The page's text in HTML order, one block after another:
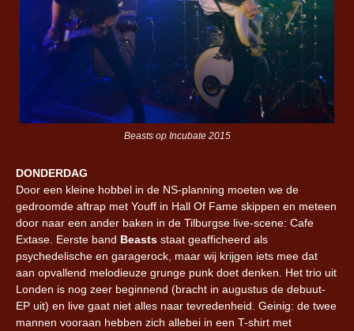
Beasts op Incubate 2015
DONDERDAG
Door een kleine hobbel in de NS-planning moeten we de
gedroomde aftrap met Youff in Hall Of Fame skippen en meteen
door naar een ander baken in de Tilburgse live-scene: Cafe
Extase. Eerste band Beasts staat geafficheerd als
psychedelische en garagerock, maar wij krijgen iets mee dat
aan opvallend melodieuze grunge punk doet denken. Het trio uit
Londen is nog zeer beginnend (bracht in augustus de debuut-
EP uit) en live gaat niet alles naar tevredenheid. Geinig: de twee
mannen vooraan hebben zich allebei in een T-shirt met